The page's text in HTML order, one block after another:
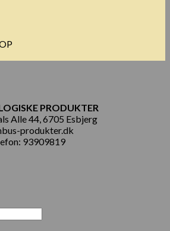
PRODUKTER
Alle 44, 6705 Esbjerg
produkter.dk
93909819